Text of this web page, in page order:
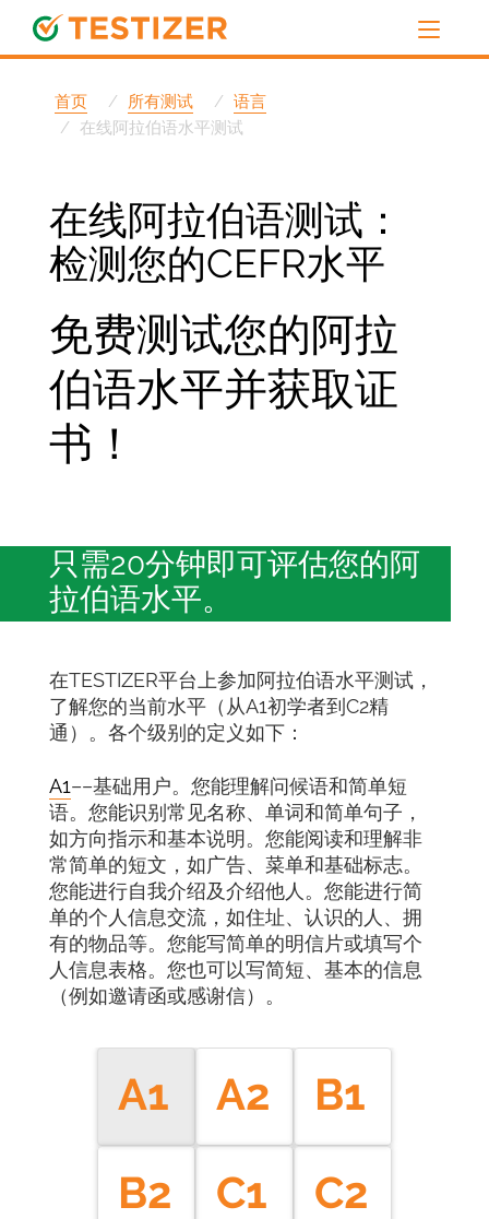
首页 所有测试
语言
在线阿拉伯语水平测试
在线阿拉伯语测试：
检测您的CEFR水平
免费测试您的阿拉
伯语水平并获取证
书！
只需20分钟即可评估您的阿
拉伯语水平。
在TESTIZER平台上参加阿拉伯语水平测试，
了解您的当前水平（从A1初学者到C2精
通）。各个级别的定义如下：
A1––基础用户。您能理解问候语和简单短
语。您能识别常见名称、单词和简单句子，
如方向指示和基本说明。您能阅读和理解非
常简单的短文，如广告、菜单和基础标志。
您能进行自我介绍及介绍他人。您能进行简
单的个人信息交流，如住址、认识的人、拥
有的物品等。您能写简单的明信片或填写个
人信息表格。您也可以写简短、基本的信息
（例如邀请函或感谢信）。
A1 A2
B1
B2
C1 C2